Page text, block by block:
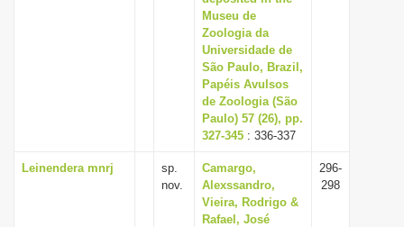
Museu de
Zoologia da
Universidade de
São Paulo, Brazil,
Papéis Avulsos
de Zoologia (São
Paulo) 57 (26), pp.
327-345 : 336-337
Leinendera mnrj
sp.
nov.
Camargo,
Alexssandro,
Vieira, Rodrigo &
Rafael, José
296-
298